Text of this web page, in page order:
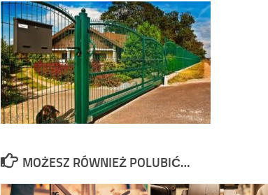
MOŻESZ RÓWNIEŻ POLUBIĆ…